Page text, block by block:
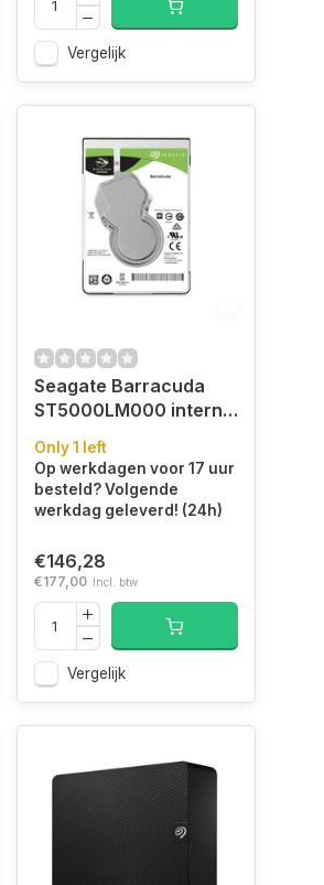
Vergelijk
Seagate Barracuda
ST5000LM000 interne
harde schijf 5 TB 5400
RPM 128 MB 2.5" SATA
III (ST5000LM000)
Only 1 left
Op werkdagen voor 17 uur
besteld? Volgende
werkdag geleverd! (24h)
€146,28
€177,00 Incl. btw
Vergelijk